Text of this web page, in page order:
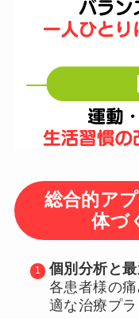
総合的ア
体づ
個別分析と
各患者様の
適な治療プラ